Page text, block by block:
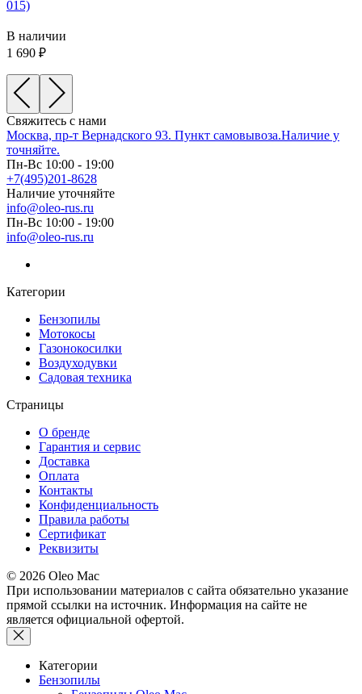
015)
В наличии
1 690
Свяжитесь с нами
Москва, пр-т Вернадского 93. Пункт самовывоза.Наличие у
точняйте.
Пн-Вс 10:00 - 19:00
+7(495)201-8628
Наличие уточняйте
info@oleo-rus.ru
Пн-Вс 10:00 - 19:00
info@oleo-rus.ru
Категории
Бензопилы
Мотокосы
Газонокосилки
Воздуходувки
Садовая техника
Страницы
О бренде
Гарантия и сервис
Доставка
Оплата
Контакты
Конфиденциальность
Правила работы
Сертификат
Реквизиты
© 2026 Oleo Mac
При использовании материалов с сайта обязательно указание
прямой ссылки на источник. Информация на сайте не
является официальной офертой.
Категории
Бензопилы